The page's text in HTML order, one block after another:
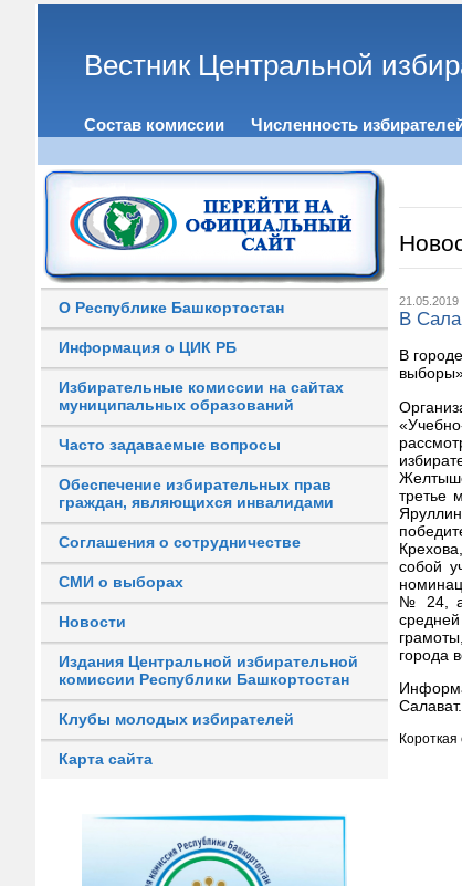
Вестник Центральной
Состав комиссии Численность
О Республике Башкортостан
Информация о ЦИК РБ
Избирательные комиссии на сайтах
муниципальных образований
Часто задаваемые вопросы
Обеспечение избирательных прав
граждан, являющихся инвалидами
Соглашения о сотрудничестве
СМИ о выборах
Новости
Издания Центральной избирательной
комиссии Республики Башкортостан
Клубы молодых избирателей
Карта сайта
21.05.2019
В
В
третье
собой
№ 24, а
города
Салават.
Короткая